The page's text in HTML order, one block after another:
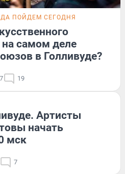
ПОЙДЕМ СЕГОДНЯ
на самом деле
в Голливуде?
19
Артисты
начать
мск
7